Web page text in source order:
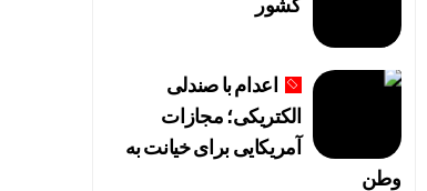
کشور
اعدام با صندلی
الکتریکی؛ مجازات
آمریکایی برای خیانت به
وطن